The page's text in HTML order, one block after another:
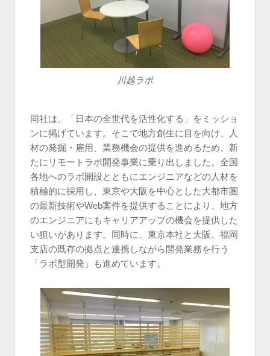
川越ラボ
同社は、「日本の全世代を活性化する」をミッショ
ンに掲げています。そこで地方創生に目を向け、人
材の発掘・雇用、業務機会の提供を進めるため、新
たにリモートラボ開発事業に乗り出しました。全国
各地へのラボ開設とともにエンジニアなどの人材を
積極的に採用し、東京や大阪を中心とした大都市圏
の最新技術やWeb案件を提供することにより、地方
のエンジニアにもキャリアアップの機会を提供した
い狙いがあります。同時に、東京本社と大阪、福岡
支店の既存の拠点と連携しながら開発業務を行う
「ラボ型開発」も進めています。